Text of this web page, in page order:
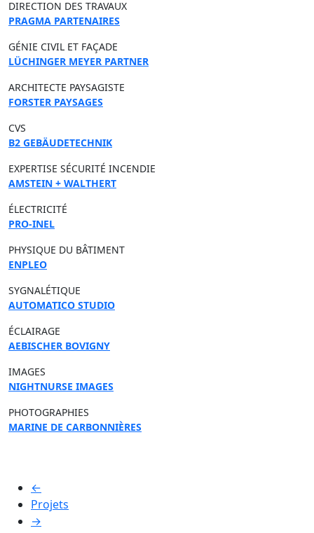
DIRECTION DES TRAVAUX
PRAGMA PARTENAIRES
GÉNIE CIVIL ET FAÇADE
LÜCHINGER MEYER PARTNER
ARCHITECTE PAYSAGISTE
FORSTER PAYSAGES
CVS
B2 GEBÄUDETECHNIK
EXPERTISE SÉCURITÉ INCENDIE
AMSTEIN + WALTHERT
ÉLECTRICITÉ
PRO-INEL
PHYSIQUE DU BÂTIMENT
ENPLEO
SYGNALÉTIQUE
AUTOMATICO STUDIO
ÉCLAIRAGE
AEBISCHER BOVIGNY
IMAGES
NIGHTNURSE IMAGES
PHOTOGRAPHIES
MARINE DE CARBONNIÈRES
←
Projets
→